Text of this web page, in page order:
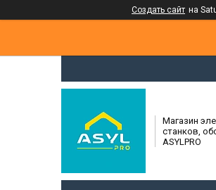
Создать сайт на
Магазин
станков,
ASYLPRO